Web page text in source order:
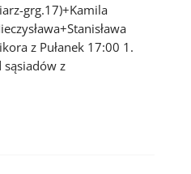
grg.17)+Kamila
z Pułanek 17:00 1.
sąsiadów z